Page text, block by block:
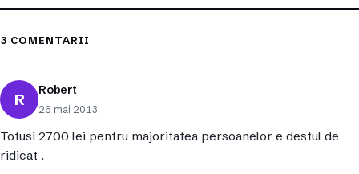
3 COMENTARII
R Robert
26 mai 2013
Totusi 2700 lei pentru majoritatea persoanelor e destul de
ridicat .